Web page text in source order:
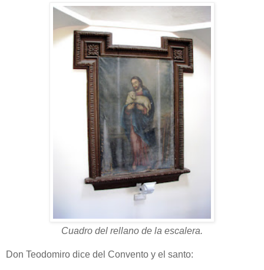
Cuadro del rellano de la escalera.
Don Teodomiro dice del Convento y el santo: